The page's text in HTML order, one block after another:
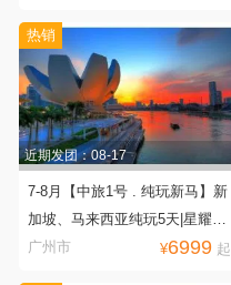
热销
近期发团：08-17
7-8月【中旅1号 . 纯玩新马】新
加坡、马来西亚纯玩5天|星耀樟
宜|鱼尾狮公园|马六甲|双子星塔|
广州市 ¥6999 起